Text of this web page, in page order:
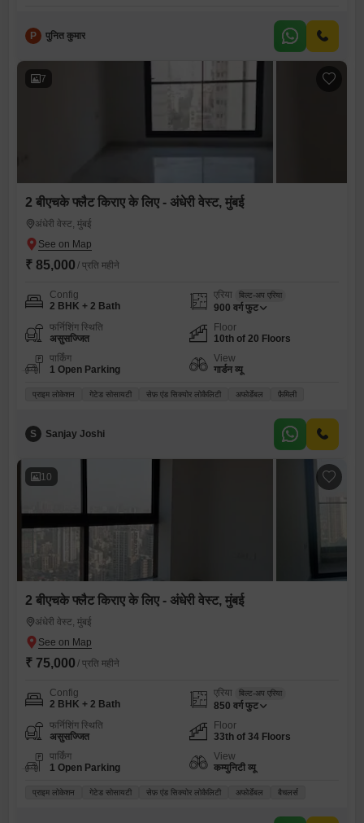
P पुनित कुमार
7
2 बीएचके फ्लैट किराए के लिए - अंधेरी वेस्ट, मुंबई
अंधेरी वेस्ट, मुंबई
₹ 85,000 / प्रति महीने
Config
2 BHK + 2 Bath
एरिया बिल्ट-अप एरिया
900 वर्ग फुट
फर्निशिंग स्थिति
असुसज्जित
Floor
10th of 20 Floors
पार्किंग
1 Open Parking
View
गार्डन व्यू
प्राइम लोकेशन गेटेड सोसायटी सेफ़ एंड सिक्योर लोकैलिटी अफोर्डेबल फ़ैमिली
S Sanjay Joshi
10
2 बीएचके फ्लैट किराए के लिए - अंधेरी वेस्ट, मुंबई
अंधेरी वेस्ट, मुंबई
₹ 75,000 / प्रति महीने
Config
2 BHK + 2 Bath
एरिया बिल्ट-अप एरिया
850 वर्ग फुट
फर्निशिंग स्थिति
असुसज्जित
Floor
33th of 34 Floors
पार्किंग
1 Open Parking
View
कम्युनिटी व्यू
प्राइम लोकेशन गेटेड सोसायटी सेफ़ एंड सिक्योर लोकैलिटी अफोर्डेबल बैचलर्स